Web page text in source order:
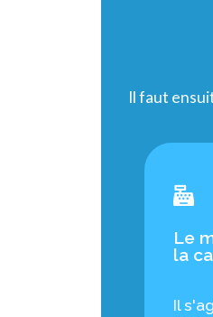
Il faut
Le
la
Il